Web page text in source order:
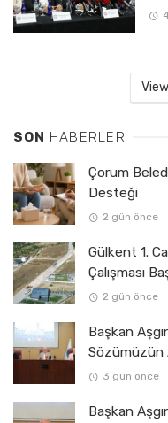
SON HABERLER
Çorum
Desteği
2 gün önce
Gülkent 1.
Çalışması
2 gün önce
Başkan
Sözümüzün
3 gün önce
Başkan